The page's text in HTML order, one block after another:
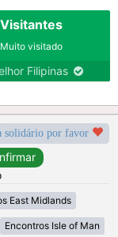
Visitantes
Muito visitado
Filipinas
solidário por favor
East Midlands
Encontros Isle of Man